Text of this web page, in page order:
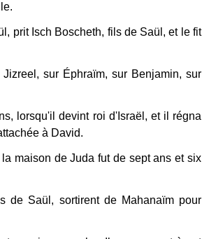
prit Isch Boscheth, fils de Saül, et le fit
sur Éphraïm, sur Benjamin, sur
lorsqu'il devint roi d'Israël, et il régna
à David.
maison de Juda fut de sept ans et six
de Saül, sortirent de Mahanaïm pour